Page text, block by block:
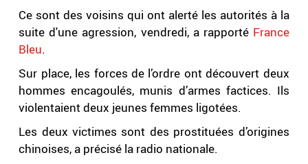
Ce sont des voisins qui ont alerté les autorités à la
suite d'une agression, vendredi, a rapporté France
Bleu.
Sur place, les forces de l’ordre ont découvert deux
hommes encagoulés, munis d’armes factices. Ils
violentaient deux jeunes femmes ligotées.
Les deux victimes sont des prostituées d’origines
chinoises, a précisé la radio nationale.